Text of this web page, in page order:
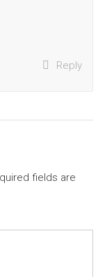
Reply
fields are